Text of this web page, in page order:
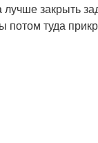
закрыть
потом туда